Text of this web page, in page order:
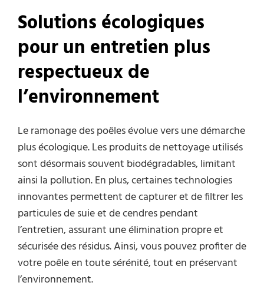
Solutions écologiques
pour un entretien plus
respectueux de
l’environnement
Le ramonage des poêles évolue vers une démarche
plus écologique. Les produits de nettoyage utilisés
sont désormais souvent biodégradables, limitant
ainsi la pollution. En plus, certaines technologies
innovantes permettent de capturer et de filtrer les
particules de suie et de cendres pendant
l’entretien, assurant une élimination propre et
sécurisée des résidus. Ainsi, vous pouvez profiter de
votre poêle en toute sérénité, tout en préservant
l’environnement.